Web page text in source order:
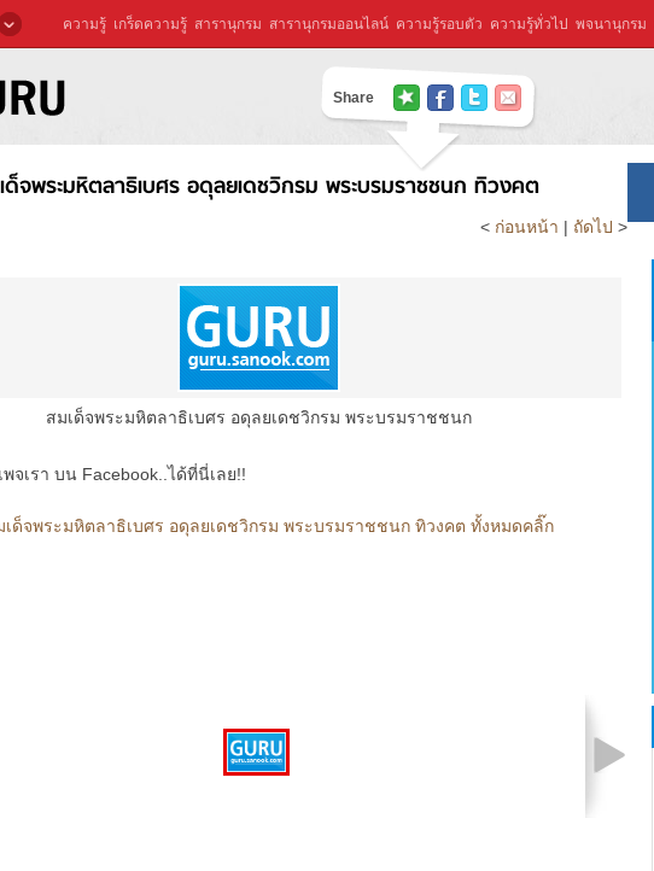
ความรู้ เกร็ดความรู้ สารานุกรม สารานุกรมออนไลน์ ความรู้รอบตัว ความรู้ทั่วไป พจนานุกรม
Share
ด็จพระมหิตลาธิเบศร อดุลยเดชวิกรม พระบรมราชชนก ทิวงคต
< ก่อนหน้า | ถัดไป >
สมเด็จพระมหิตลาธิเบศร อดุลยเดชวิกรม พระบรมราชชนก
จเรา บน Facebook..ได้ที่นี่เลย!!
เด็จพระมหิตลาธิเบศร อดุลยเดชวิกรม พระบรมราชชนก ทิวงคต ทั้งหมดคลิ๊ก